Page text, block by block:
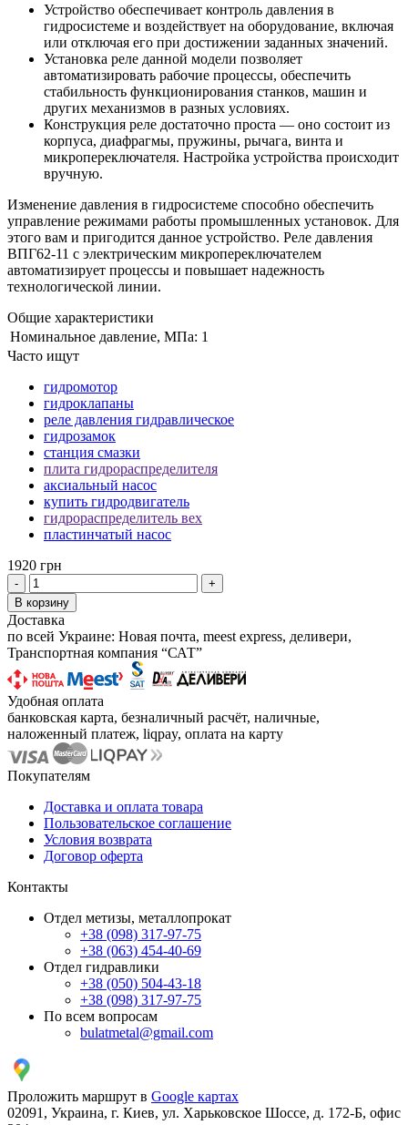
Устройство обеспечивает контроль давления в
гидросистеме и воздействует на оборудование, включая
или отключая его при достижении заданных значений.
Установка реле данной модели позволяет
автоматизировать рабочие процессы, обеспечить
стабильность функционирования станков, машин и
других механизмов в разных условиях.
Конструкция реле достаточно проста — оно состоит из
корпуса, диафрагмы, пружины, рычага, винта и
микропереключателя. Настройка устройства происходит
вручную.
Изменение давления в гидросистеме способно обеспечить
управление режимами работы промышленных установок. Для
этого вам и пригодится данное устройство. Реле давления
ВПГ62-11 с электрическим микропереключателем
автоматизирует процессы и повышает надежность
технологической линии.
Общие характеристики
Номинальное давление, МПа: 1
Часто ищут
гидромотор
гидроклапаны
реле давления гидравлическое
гидрозамок
станция смазки
плита гидрораспределителя
аксиальный насос
купить гидродвигатель
гидрораспределитель вех
пластинчатый насос
1920 грн
-
+
В корзину
Доставка
по всей Украине: Новая почта, meest express, деливери,
Транспортная компания “САТ”
Удобная оплата
банковская карта, безналичный расчёт, наличные,
наложенный платеж, liqpay, оплата на карту
Покупателям
Доставка и оплата товара
Пользовательское соглашение
Условия возврата
Договор оферта
Контакты
Отдел метизы, металлопрокат
+38 (098) 317-97-75
+38 (063) 454-40-69
Отдел гидравлики
+38 (050) 504-43-18
+38 (098) 317-97-75
По всем вопросам
bulatmetal@gmail.com
Проложить маршрут в Google картах
02091, Украина, г. Киев, ул. Харьковское Шоссе, д. 172-Б, офис